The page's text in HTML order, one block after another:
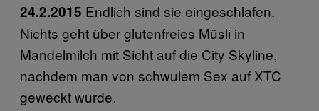
24.2.2015 Endlich sind sie eingeschlafen.
Nichts geht über glutenfreies Müsli in
Mandelmilch mit Sicht auf die City Skyline,
nachdem man von schwulem Sex auf XTC
geweckt wurde.